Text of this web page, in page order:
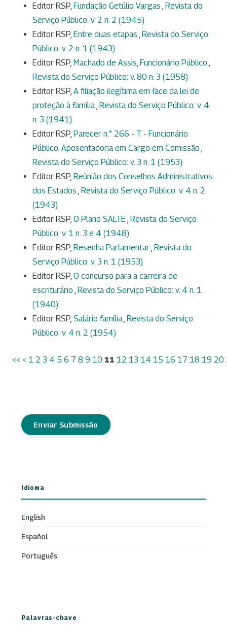
Editor RSP, Fundação Getúlio Vargas Revista do
Serviço Público: v. 2 n. 2 (1945)
Editor RSP, Entre duas etapas Revista do Serviço
Público: v. 2 n. 1 (1943)
Editor RSP, Machado de Assis, Funcionário Público
Revista do Serviço Público: v. 80 n. 3 (1958)
Editor RSP, A filiação ilegítima em face da lei de
proteção à família Revista do Serviço Público: v. 4
n. 3 (1941)
Editor RSP, Parecer n.° 266 - T - Funcionário
Público. Aposentadoria em Cargo em Comissão
Revista do Serviço Público: v. 3 n. 1 (1953)
Editor RSP, Reünião dos Conselhos Administrativos
dos Estados Revista do Serviço Público: v. 4 n. 2
(1943)
Editor RSP, O Plano SALTE Revista do Serviço
Público: v. 1 n. 3 e 4 (1948)
Editor RSP, Resenha Parlamentar Revista do
Serviço Público: v. 3 n. 1 (1953)
Editor RSP, O concurso para a carreira de
escriturário Revista do Serviço Público: v. 4 n. 1
(1940)
Editor RSP, Salário família Revista do Serviço
Público: v. 4 n. 2 (1954)
<< < 1 2 3 4 5 6 7 8 9 10 11 12 13 14 15 16 17 18 19 20
Enviar Submissão
Idioma
English
Español
Português
Palavras-chave